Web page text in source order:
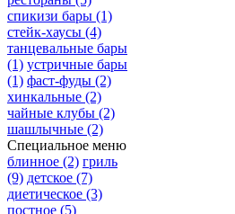
спикизи бары (1)
стейк-хаусы (4)
танцевальные бары
(1) устричные бары
(1) фаст-фуды (2)
хинкальные (2)
чайные клубы (2)
шашлычные (2)
Специальное меню
блинное (2) гриль
(9) детское (7)
диетическое (3)
постное (5)